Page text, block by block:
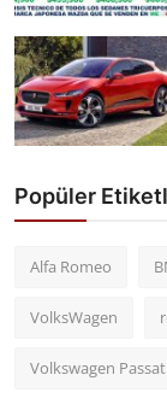
Popüler
Alfa Romeo
VolksWagen
Volkswagen Passat